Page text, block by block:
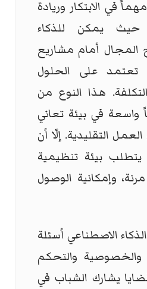
في الابتكار وريادة
حيث يمكن للذكاء
المجال أمام مشاريع
على الحلول
هذا النوع من
واسعة في بيئة تعاني
التقليدية. إلّا أن
بيئة تنظيمية
وإمكانية الوصول
الاصطناعي أسئلة
والخصوصية والتحكم
يشارك الشباب في